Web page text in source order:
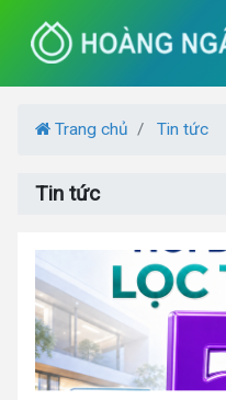
Trang chủ Tin tức
Tin tức